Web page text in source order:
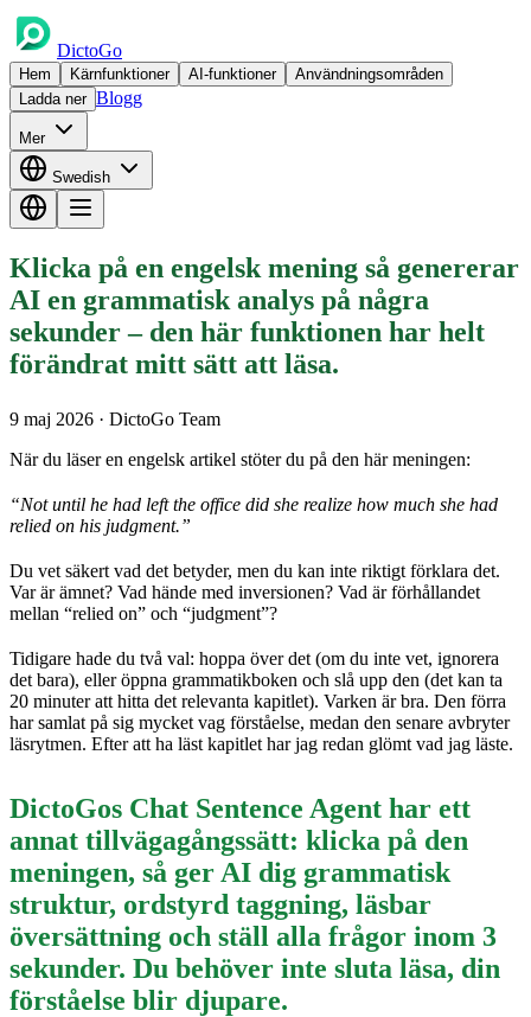
DictoGo
Hem Kärnfunktioner AI-funktioner
Användningsområden
Ladda ner Blogg
Mer
Swedish
Klicka på en engelsk mening så genererar
AI en grammatisk analys på några
sekunder – den här funktionen har helt
förändrat mitt sätt att läsa.
9 maj 2026 · DictoGo Team
När du läser en engelsk artikel stöter du på den här meningen:
“Not until he had left the office did she realize how much she had
relied on his judgment.”
Du vet säkert vad det betyder, men du kan inte riktigt förklara det.
Var är ämnet? Vad hände med inversionen? Vad är förhållandet
mellan “relied on” och “judgment”?
Tidigare hade du två val: hoppa över det (om du inte vet, ignorera
det bara), eller öppna grammatikboken och slå upp den (det kan ta
20 minuter att hitta det relevanta kapitlet). Varken är bra. Den förra
har samlat på sig mycket vag förståelse, medan den senare avbryter
läsrytmen. Efter att ha läst kapitlet har jag redan glömt vad jag läste.
DictoGos Chat Sentence Agent har ett
annat tillvägagångssätt: klicka på den
meningen, så ger AI dig grammatisk
struktur, ordstyrd taggning, läsbar
översättning och ställ alla frågor inom 3
sekunder. Du behöver inte sluta läsa, din
förståelse blir djupare.